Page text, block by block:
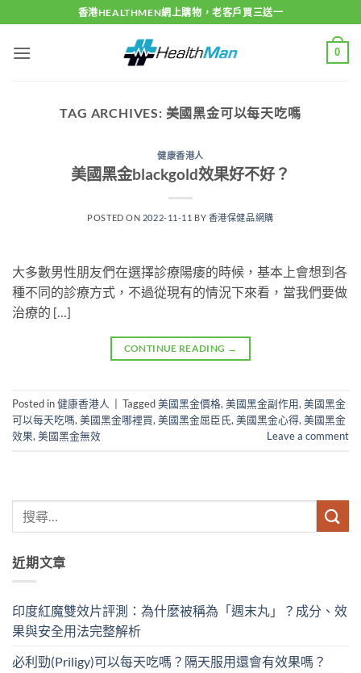
to
content
香港HEALTHMEN網上購物，老客戶買三送一
0
TAG ARCHIVES: 美國黑金可以每天吃嗎
健康香港人
美國黑金blackgold效果好不好？
POSTED ON 2022-11-11 BY 香港保健品網購
大多數男性朋友們在選擇診療陽痿的時候，基本上會想到各
種不同的診療方式，不過從現有的情況下來看，當我們要做
治療的 […]
CONTINUE READING →
Posted in健康香港人 Tagged美國黑金價格, 美國黑金副作用, 美國黑金
可以每天吃嗎, 美國黑金哪裡買, 美國黑金屈臣氏, 美國黑金心得, 美國黑金
效果, 美國黑金無效 Leave a comment
近期文章
印度紅魔雙效片評測：為什麼被稱為「週末丸」？成分、效
果與安全用法完整解析
必利勁(Priligy)可以每天吃嗎？隔天服用還會有效果嗎？